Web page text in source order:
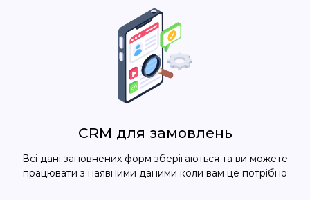
CRM для замовлень
Всі дані заповнених форм зберігаються та ви можете
працювати з наявними даними коли вам це потрібно